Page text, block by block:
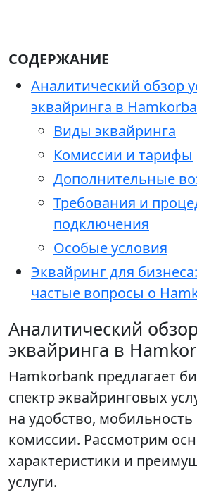
СОДЕРЖАНИЕ
Аналитический обзор
эквайринга в
Виды эквайринга
Комиссии и тарифы
Дополнительные
Требования и
подключения
Особые условия
Эквайринг для
частые вопросы о
Аналитический
эквайринга в
Hamkorbank предлагает
спектр эквайринговых
на удобство,
комиссии. Рассмотрим
характеристики и
услуги.